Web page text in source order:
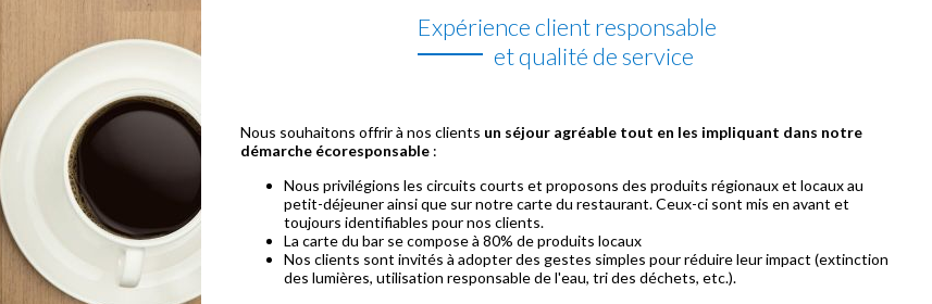
Expérience client responsable
et qualité de service
Nous souhaitons offrir à nos clients un séjour agréable tout en les impliquant dans notre
démarche écoresponsable :
Nous privilégions les circuits courts et proposons des produits régionaux et locaux au
petit-déjeuner ainsi que sur notre carte du restaurant. Ceux-ci sont mis en avant et
toujours identifiables pour nos clients.
La carte du bar se compose à 80% de produits locaux
Nos clients sont invités à adopter des gestes simples pour réduire leur impact (extinction
des lumières, utilisation responsable de l'eau, tri des déchets, etc.).